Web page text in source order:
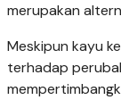
merupakan
Meskipun kayu
terhadap